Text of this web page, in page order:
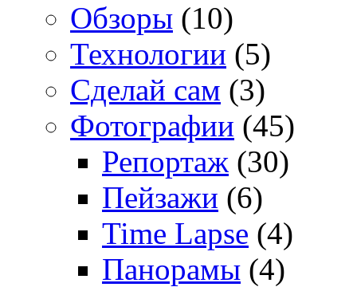
Обзоры (10)
Технологии (5)
Сделай сам (3)
Фотографии (45)
Репортаж (30)
Пейзажи (6)
Time Lapse (4)
Панорамы (4)